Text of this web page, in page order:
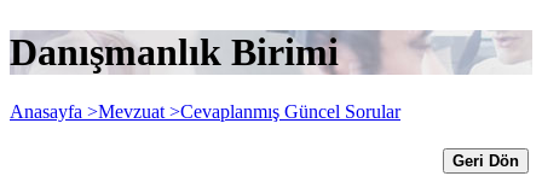
Danışmanlık Birimi
Anasayfa >Mevzuat >Cevaplanmış Güncel Sorular
Geri Dön